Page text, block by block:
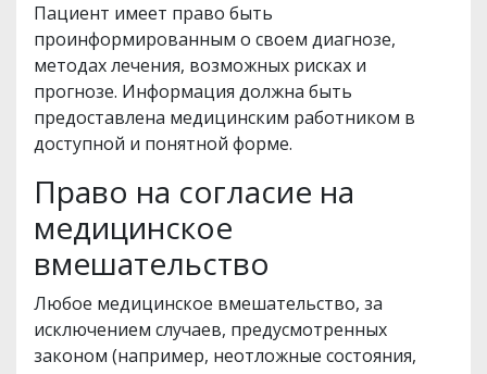
Пациент имеет право быть
проинформированным о своем диагнозе,
методах лечения, возможных рисках и
прогнозе. Информация должна быть
предоставлена медицинским работником в
доступной и понятной форме.
Право на согласие на
медицинское
вмешательство
Любое медицинское вмешательство, за
исключением случаев, предусмотренных
законом (например, неотложные состояния,